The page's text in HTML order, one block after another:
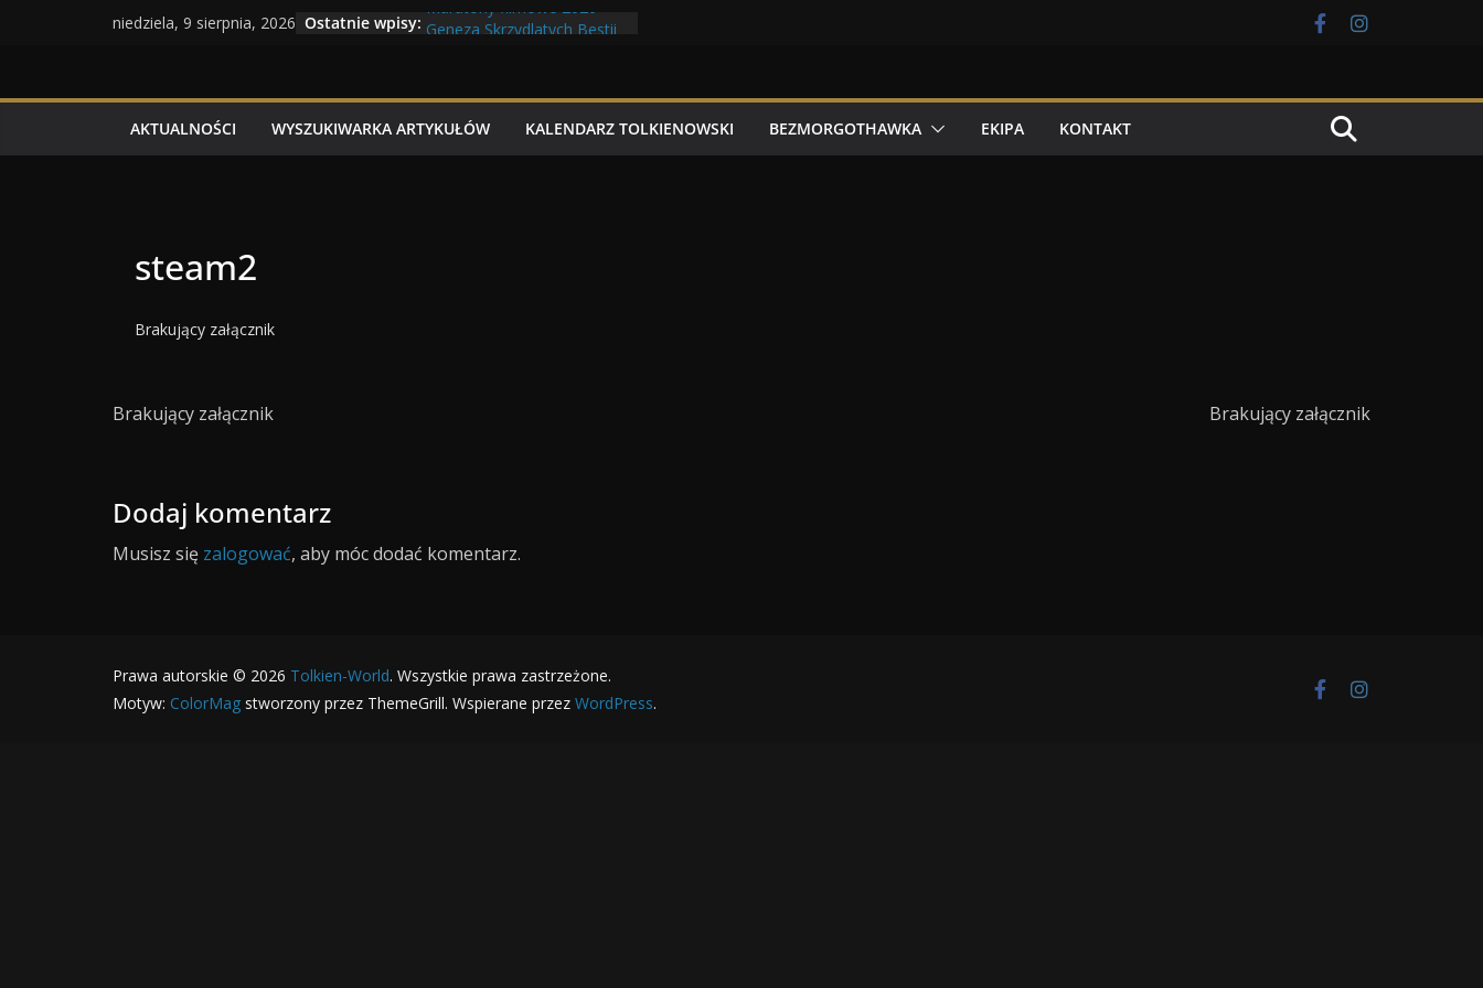
niedziela, 9 sierpnia, 2026 Ostatnie wpisy: Maratony filmowe 2026
Geneza Skrzydlatych Bestii
Dzień dobry Tolk Folku!
AKTUALNOŚCI
WYSZUKIWARKA ARTYKUŁÓW KALENDARZ TOLKIENOWSKI BEZMORGOTHAWKA EKIPA KONTAKT
steam2
Brakujący załącznik
Brakujący załącznik Brakujący załącznik
Dodaj komentarz
Musisz się zalogować, aby móc dodać komentarz.
Prawa autorskie © 2026 Tolkien-World. Wszystkie prawa zastrzeżone.
Motyw: ColorMag stworzony przez ThemeGrill. Wspierane przez WordPress.